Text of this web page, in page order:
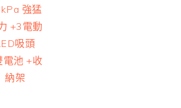
強猛
+3電動
吸頭
電池 +收
納架